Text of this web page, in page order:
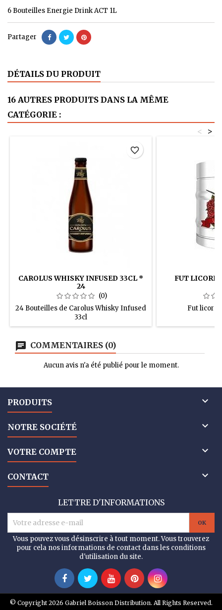
6 Bouteilles Energie Drink ACT 1L
Partager
DÉTAILS DU PRODUIT
16 AUTRES PRODUITS DANS LA MÊME
CATÉGORIE :
>
<
CAROLUS WHISKY INFUSED 33CL *
24
(0)
24 Bouteilles de Carolus Whisky Infused
33cl
favorite_border
FUT
Fut
COMMENTAIRES (0)
Aucun avis n'a été publié pour le moment.
PRODUITS 
NOTRE SOCIÉTÉ 
VOTRE COMPTE 
CONTACT 
LETTRE D'INFORMATIONS
Vous pouvez vous désinscrire à tout moment. Vous trouverez
pour cela nos informations de contact dans les conditions
d'utilisation du site.
© Copyright 2026 Gabriel Boisson Distribution. All Rights Reserved.